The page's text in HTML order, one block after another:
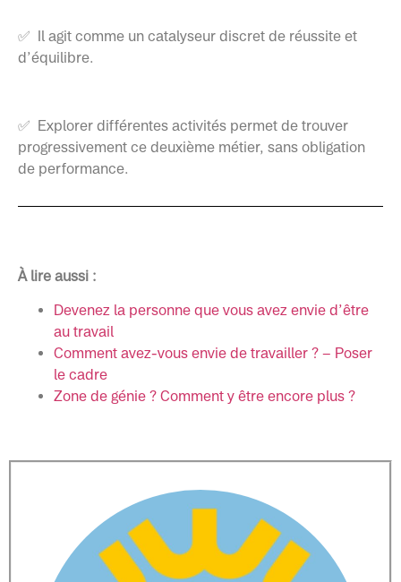
✅ Il agit comme un catalyseur discret de réussite et
d’équilibre.
✅ Explorer différentes activités permet de trouver
progressivement ce deuxième métier, sans obligation
de performance.
À lire aussi :
Devenez la personne que vous avez envie d’être
au travail
Comment avez-vous envie de travailler ? – Poser
le cadre
Zone de génie ? Comment y être encore plus ?